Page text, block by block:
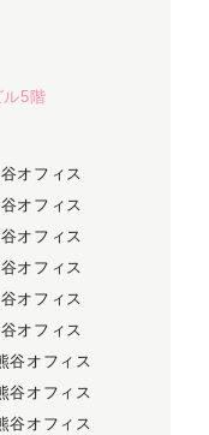
ル5階
オフィス
オフィス
オフィス
オフィス
オフィス
オフィス
谷オフィス
谷オフィス
谷オフィス